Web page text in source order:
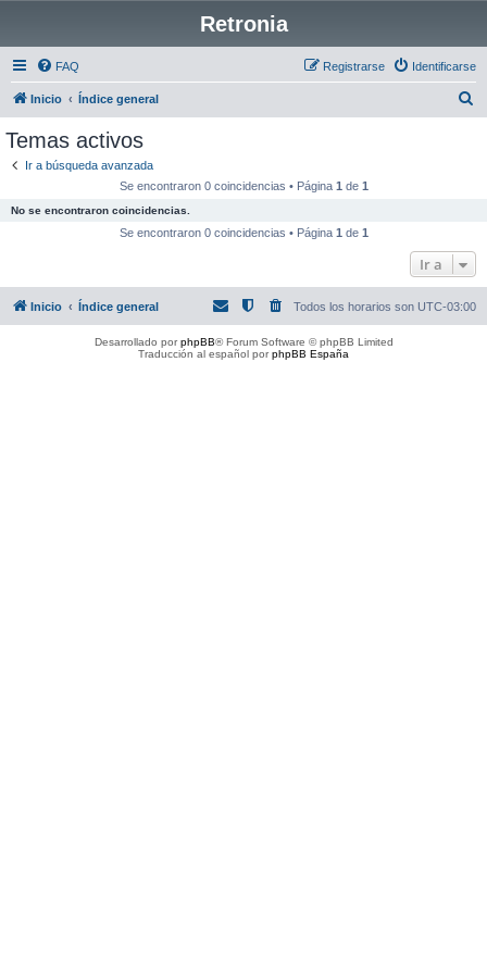
Retronia
FAQ Identificarse
Registrarse
Inicio Índice general
Temas activos
Ir a búsqueda avanzada
Se encontraron 0 coincidencias • Página 1 de 1
No se encontraron coincidencias.
Se encontraron 0 coincidencias • Página 1 de 1
Ir a
Inicio Índice general Todos los horarios son UTC-03:00
Desarrollado porphpBB® Forum Software © phpBB Limited
Traducción al español porphpBB España